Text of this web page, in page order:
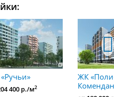
400 р./м2
ЖК